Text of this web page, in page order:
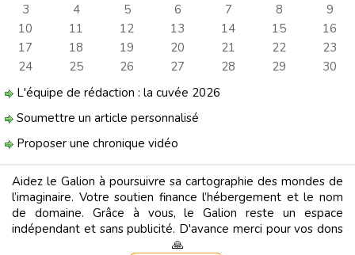
3
4 5 6 7 8
9
10
11 12 13 14 15
16
17
18 19 20 21 22
23
24
25 26 27 28 29
30
L'équipe de rédaction : la cuvée 2026
Soumettre un article personnalisé
Proposer une chronique vidéo
Aidez le Galion à poursuivre sa cartographie des mondes de
l’imaginaire. Votre soutien finance l’hébergement et le nom
de domaine. Grâce à vous, le Galion reste un espace
indépendant et sans publicité. D'avance merci pour vos dons
🙏